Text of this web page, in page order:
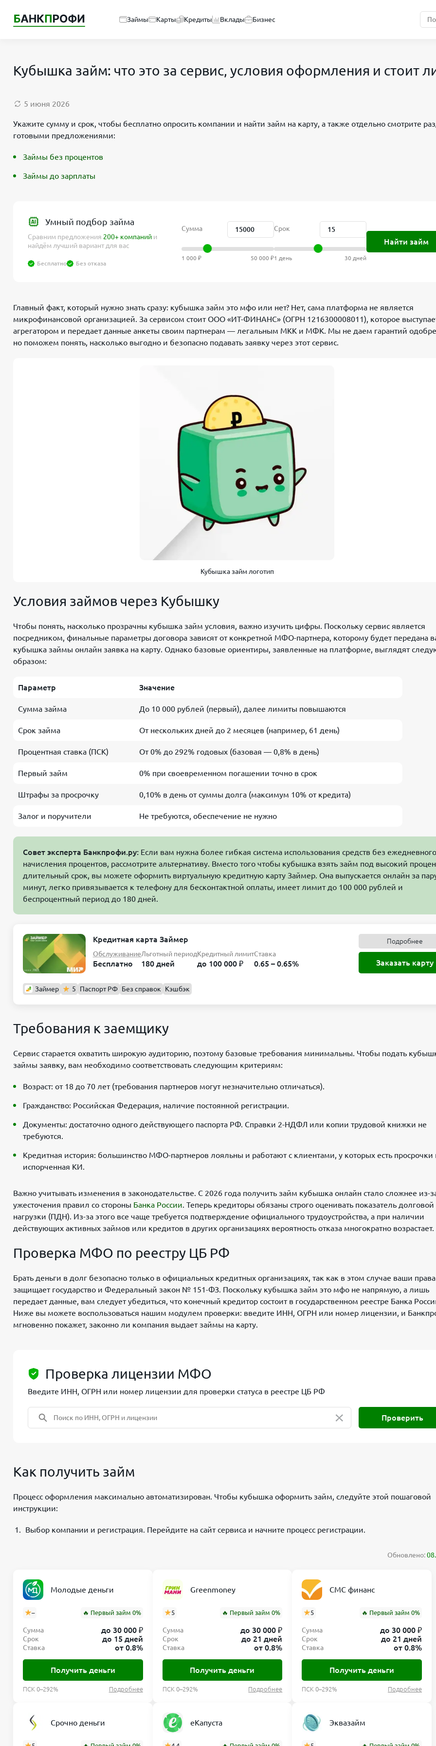
Займы Карты Кредиты Вклады Бизнес
Кубышка займ: что это за сервис, условия оформления и стоит
5 июня 2026
Укажите сумму и срок, чтобы бесплатно опросить компании и найти займ на карту, а также отдельно смотрите
готовыми предложениями:
Займы без процентов
Займы до зарплаты
Умный подбор займа
Сравним предложения 200+ компаний и
найдём лучший вариант для вас
Бесплатно Без отказа
Сумма
1 000 ₽ 50 000 ₽
Срок
1 день 30 дней
Найти займ
Главный факт, который нужно знать сразу: кубышка займ это мфо или нет? Нет, сама платформа не является
микрофинансовой организацией. За сервисом стоит ООО «ИТ-ФИНАНС» (ОГРН 1216300008011), которое
агрегатором и передает данные анкеты своим партнерам — легальным МКК и МФК. Мы не даем гарантий
но поможем понять, насколько выгодно и безопасно подавать заявку через этот сервис.
Кубышка займ логотип
Условия займов через Кубышку
Чтобы понять, насколько прозрачны кубышка займ условия, важно изучить цифры. Поскольку сервис является
посредником, финальные параметры договора зависят от конкретной МФО-партнера, которому будет передана
кубышка займы онлайн заявка на карту. Однако базовые ориентиры, заявленные на платформе, выглядят
образом:
Параметр Значение
Сумма займа До 10 000 рублей (первый), далее лимиты повышаются
Срок займа От нескольких дней до 2 месяцев (например, 61 день)
Процентная ставка (ПСК) От 0% до 292% годовых (базовая — 0,8% в день)
Первый займ 0% при своевременном погашении точно в срок
Штрафы за просрочку 0,10% в день от суммы долга (максимум 10% от кредита)
Залог и поручители Не требуются, обеспечение не нужно
Совет эксперта Банкпрофи.ру: Если вам нужна более гибкая система использования средств без ежедневного
начисления процентов, рассмотрите альтернативу. Вместо того чтобы кубышка взять займ под высокий
длительный срок, вы можете оформить виртуальную кредитную карту Займер. Она выпускается онлайн за
минут, легко привязывается к телефону для бесконтактной оплаты, имеет лимит до 100 000 рублей и
беспроцентный период до 180 дней.
Кредитная карта Займер
Обслуживание
Бесплатно
Льготный период
180 дней
Кредитный лимит
до 100 000 ₽
Ставка
0.65 – 0.65%
Займер 5 Паспорт РФ Без справок Кэшбэк
Подробнее
Заказать карту
Требования к заемщику
Сервис старается охватить широкую аудиторию, поэтому базовые требования минимальны. Чтобы подать
займы заявку, вам необходимо соответствовать следующим критериям:
Возраст: от 18 до 70 лет (требования партнеров могут незначительно отличаться).
Гражданство: Российская Федерация, наличие постоянной регистрации.
Документы: достаточно одного действующего паспорта РФ. Справки 2-НДФЛ или копии трудовой книжки не
требуются.
Кредитная история: большинство МФО-партнеров лояльны и работают с клиентами, у которых есть просрочки
испорченная КИ.
Важно учитывать изменения в законодательстве. С 2026 года получить займ кубышка онлайн стало сложнее из-
ужесточения правил со стороны Банка России. Теперь кредиторы обязаны строго оценивать показатель долговой
нагрузки (ПДН). Из-за этого все чаще требуется подтверждение официального трудоустройства, а при наличии
действующих активных займов или кредитов в других организациях вероятность отказа многократно возрастает.
Проверка МФО по реестру ЦБ РФ
Брать деньги в долг безопасно только в официальных кредитных организациях, так как в этом случае ваши права
защищает государство и Федеральный закон № 151-ФЗ. Поскольку кубышка займ это мфо не напрямую, а лишь
передает данные, вам следует убедиться, что конечный кредитор состоит в государственном реестре Банка
Ниже вы можете воспользоваться нашим модулем проверки: введите ИНН, ОГРН или номер лицензии, и
мгновенно покажет, законно ли компания выдает займы на карту.
Проверка лицензии МФО
Введите ИНН, ОГРН или номер лицензии для проверки статуса в реестре ЦБ РФ
Проверить
×
Как получить займ
Процесс оформления максимально автоматизирован. Чтобы кубышка оформить займ, следуйте этой пошаговой
инструкции:
Выбор компании и регистрация. Перейдите на сайт сервиса и начните процесс регистрации.
Обновлено:
Молодые деньги
– 🔥 Первый займ 0%
Сумма до 30 000 ₽
Срок до 15 дней
Ставка от 0.8%
Получить деньги
ПСК 0–292% Подробнее
Greenmoney
5 🔥 Первый займ 0%
Сумма до 30 000 ₽
Срок до 21 дней
Ставка от 0.8%
Получить деньги
ПСК 0–292% Подробнее
СМС финанс
5 🔥 Первый займ 0%
Сумма до 30 000 ₽
Срок до 21 дней
Ставка от 0.8%
Получить деньги
ПСК 0–292% Подробнее
Срочно деньги еКапуста Эквазайм